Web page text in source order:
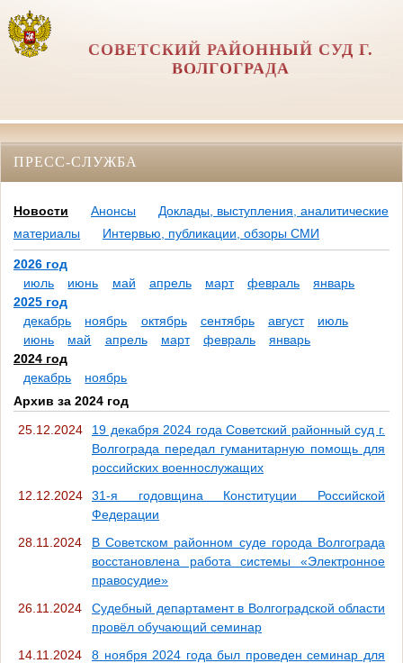
СОВЕТСКИЙ РАЙОННЫЙ СУД Г.
ВОЛГОГРАДА
ПРЕСС-СЛУЖБА
Новости Анонсы
Доклады, выступления, аналитические
материалы
Интервью, публикации, обзоры СМИ
2026 год
июль
июнь май апрель март февраль
январь
2025 год
декабрь
ноябрь октябрь сентябрь август
июль
июнь
май апрель март февраль
январь
2024 год
декабрь
ноябрь
Архив за 2024 год
25.12.2024
19 декабря 2024 года Советский районный суд г.
Волгограда передал гуманитарную помощь для
российских военнослужащих
12.12.2024
31-я годовщина Конституции Российской
Федерации
28.11.2024
В Советском районном суде города Волгограда
восстановлена работа системы «Электронное
правосудие»
26.11.2024
Судебный департамент в Волгоградской области
провёл обучающий семинар
14.11.2024
8 ноября 2024 года был проведен семинар для